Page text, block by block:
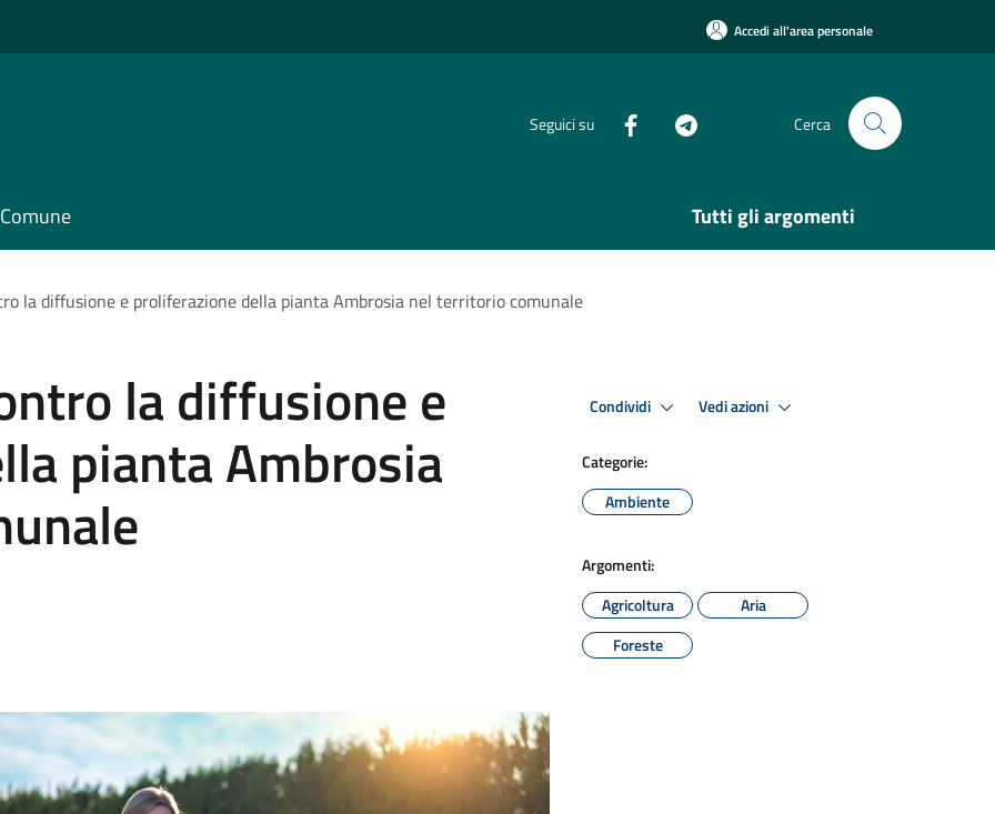
Accedi all'area personale
Seguici su Cerca
Tutti gli argomenti
la diffusione e proliferazione della pianta Ambrosia nel territorio comunale
la diffusione e
pianta Ambrosia
Condividi Vedi azioni
Categorie:
Ambiente
Argomenti:
Agricoltura
Aria
Foreste